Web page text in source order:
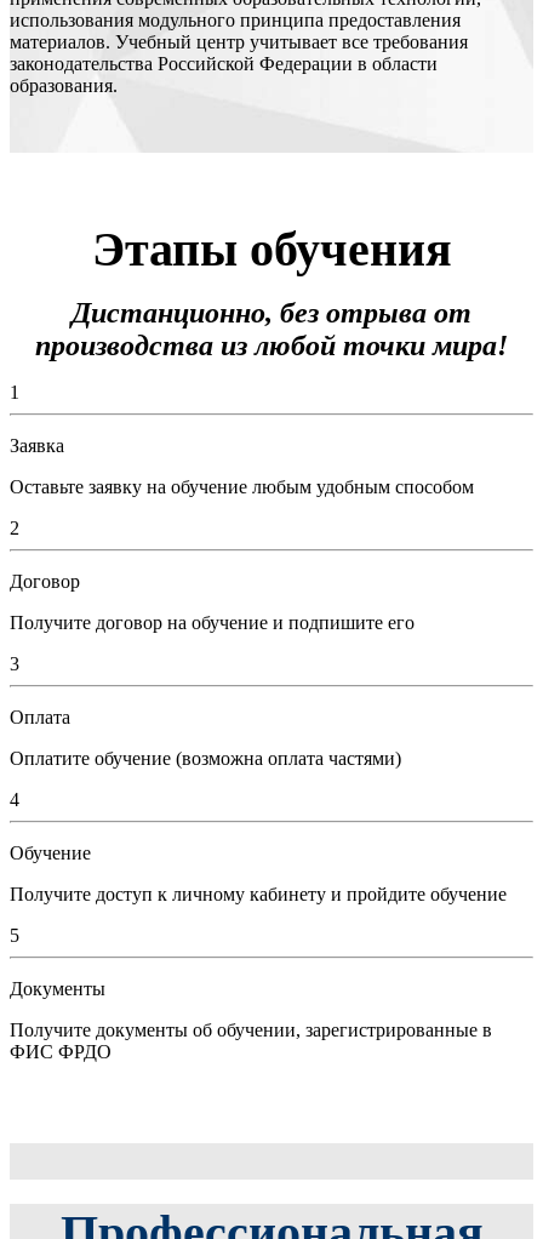
использования модульного принципа предоставления
материалов. Учебный центр учитывает все требования
законодательства Российской Федерации в области
образования.
Этапы обучения
Дистанционно, без отрыва от
производства из любой точки мира!
1
Заявка
Оставьте заявку на обучение любым удобным способом
2
Договор
Получите договор на обучение и подпишите его
3
Оплата
Оплатите обучение (возможна оплата частями)
4
Обучение
Получите доступ к личному кабинету и пройдите обучение
5
Документы
Получите документы об обучении, зарегистрированные в
ФИС ФРДО